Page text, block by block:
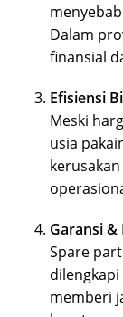
Dalam
finansial
Efisiensi
Meski
usia
Garansi &
Spare
memberi